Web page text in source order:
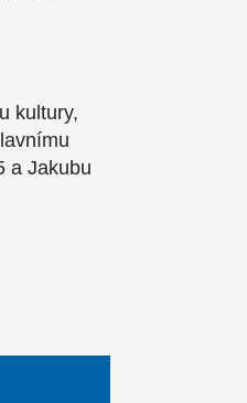
kultury,
a Jakubu